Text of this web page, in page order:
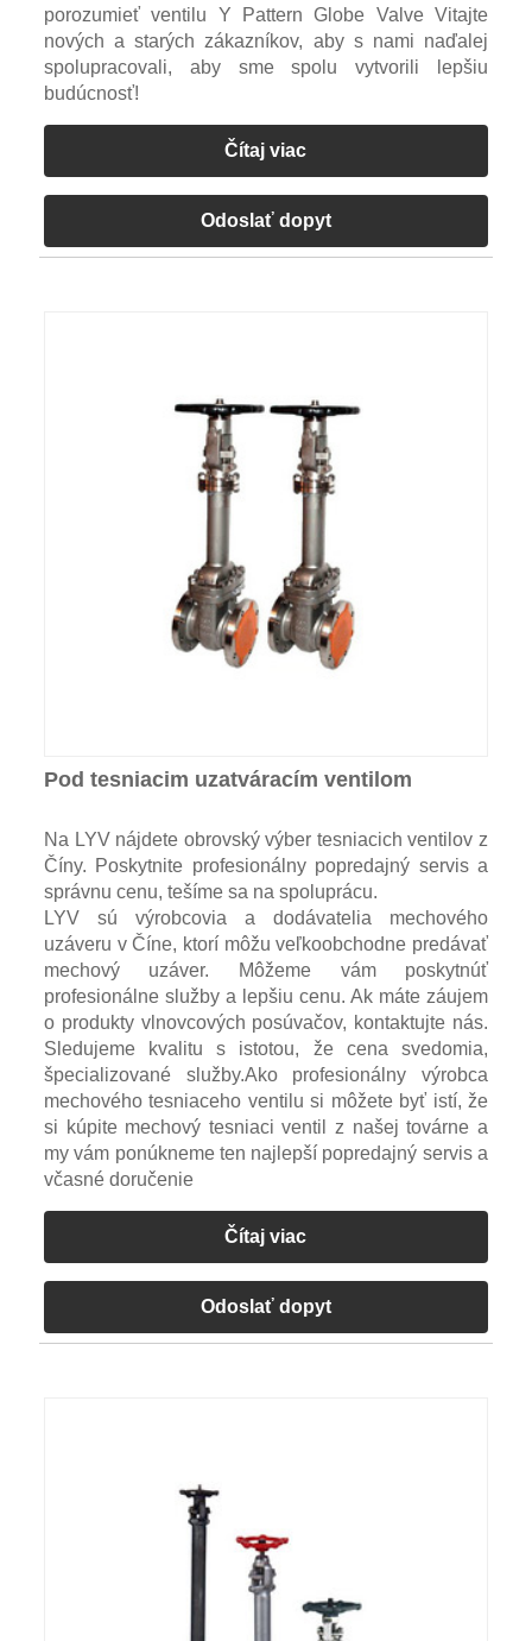
porozumieť ventilu Y Pattern Globe Valve Vitajte
nových a starých zákazníkov, aby s nami naďalej
spolupracovali, aby sme spolu vytvorili lepšiu
budúcnosť!
Čítaj viac
Odoslať dopyt
Pod tesniacim uzatváracím ventilom
Na LYV nájdete obrovský výber tesniacich ventilov z
Číny. Poskytnite profesionálny popredajný servis a
správnu cenu, tešíme sa na spoluprácu.
LYV sú výrobcovia a dodávatelia mechového
uzáveru v Číne, ktorí môžu veľkoobchodne predávať
mechový uzáver. Môžeme vám poskytnúť
profesionálne služby a lepšiu cenu. Ak máte záujem
o produkty vlnovcových posúvačov, kontaktujte nás.
Sledujeme kvalitu s istotou, že cena svedomia,
špecializované služby.Ako profesionálny výrobca
mechového tesniaceho ventilu si môžete byť istí, že
si kúpite mechový tesniaci ventil z našej továrne a
my vám ponúkneme ten najlepší popredajný servis a
včasné doručenie
Čítaj viac
Odoslať dopyt